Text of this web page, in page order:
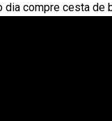
compre cesta de